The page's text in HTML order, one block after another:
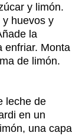
y limón.
y huevos y
la
enfriar. Monta
de limón.
leche de
en un
una capa